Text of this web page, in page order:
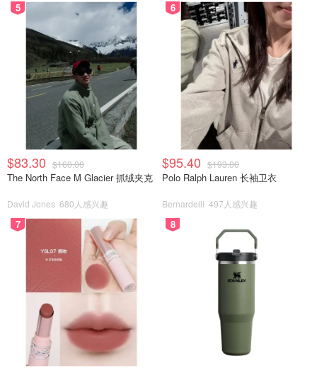
5
$83.30 $160.00
The North Face M Glacier 抓绒夹克
David Jones 680人感兴趣
6
$95.40 $193.00
Polo Ralph Lauren 长袖卫衣
Bernardelli 497人感兴趣
7 8